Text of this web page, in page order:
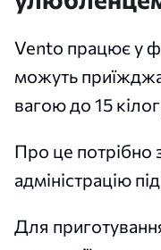
Vento працює у
можуть
вагою до 15
Про це потрібно
адміністрацію
Для